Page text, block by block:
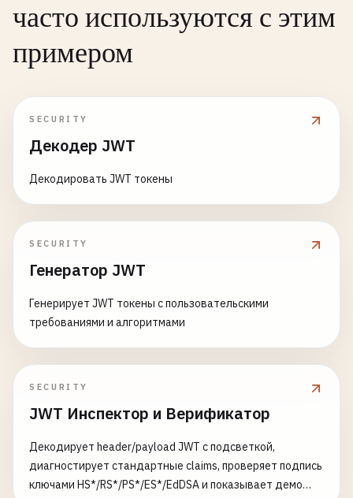
часто используются с этим
примером
SECURITY
Декодер JWT
Декодировать JWT токены
SECURITY
Генератор JWT
Генерирует JWT токены с пользовательскими
требованиями и алгоритмами
SECURITY
JWT Инспектор и Верификатор
Декодирует header/payload JWT с подсветкой,
диагностирует стандартные claims, проверяет подпись
ключами HS*/RS*/PS*/ES*/EdDSA и показывает демо